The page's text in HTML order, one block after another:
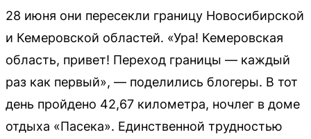
28 июня они пересекли границу Новосибирской
и Кемеровской областей. «Ура! Кемеровская
область, привет! Переход границы — каждый
раз как первый», — поделились блогеры. В тот
день пройдено 42,67 километра, ночлег в доме
отдыха «Пасека». Единственной трудностью